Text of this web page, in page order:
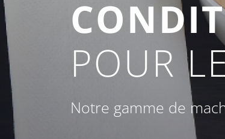
POUR
Notre gamme de